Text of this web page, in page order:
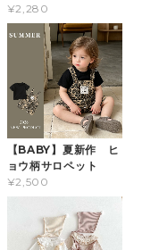
¥2,280
【BABY】夏新作 ヒ
ョウ柄サロペット
¥2,500